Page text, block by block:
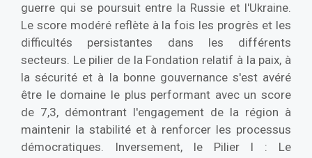
guerre qui se poursuit entre la Russie et l'Ukraine.
Le score modéré reflète à la fois les progrès et les
difficultés persistantes dans les différents
secteurs. Le pilier de la Fondation relatif à la paix, à
la sécurité et à la bonne gouvernance s'est avéré
être le domaine le plus performant avec un score
de 7,3, démontrant l'engagement de la région à
maintenir la stabilité et à renforcer les processus
démocratiques. Inversement, le Pilier I : Le